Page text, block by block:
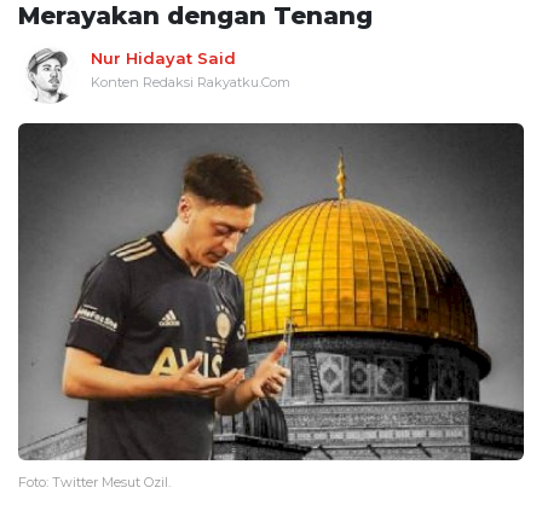
Merayakan dengan Tenang
Nur Hidayat Said
Konten Redaksi Rakyatku.Com
Foto: Twitter Mesut Ozil.